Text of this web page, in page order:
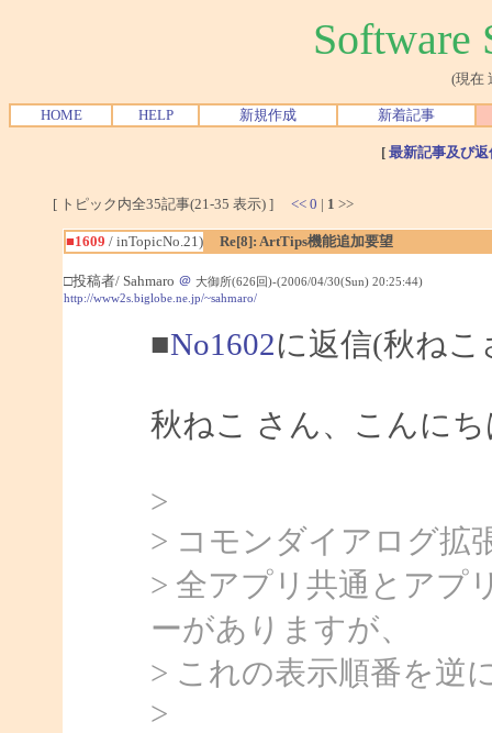
Software
(現在
HOME HELP 新規作成 新着記事
[ 最新記事及び
[ トピック内全35記事(21-35 表示) ] << 0 | 1 >>
■1609 / inTopicNo.21) Re[8]: ArtTips機能追加要望
□投稿者/ Sahmaro ＠ 大御所(626回)-(2006/04/30(Sun) 20:25:44)
http://www2s.biglobe.ne.jp/~sahmaro/
■No1602に返信(秋ね
秋ねこ さん、こんにち
>
> コモンダイアログ拡
> 全アプリ共通とアプ
ーがありますが、
> これの表示順番を逆
>